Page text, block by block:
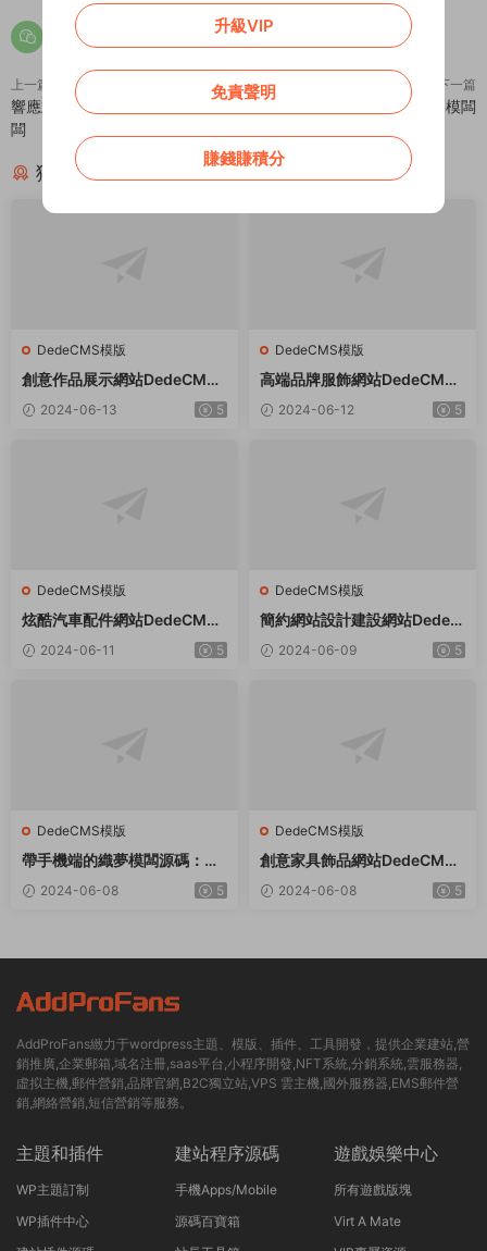
上一篇
響應式鋁業鋼材建築材料類織夢模
闆
下一篇
營銷型飲料乳品類織夢模闆
猜你喜歡
DedeCMS模版
創意作品展示網站DedeCMS
織夢模闆
2024-06-13 5
DedeCMS模版
高端品牌服飾網站DedeCMS
織夢模闆
2024-06-12 5
DedeCMS模版
炫酷汽車配件網站DedeCMS
織夢模闆
2024-06-11 5
DedeCMS模版
簡約網站設計建設網站Dede織
夢模闆2024-06-09 5
DedeCMS模版
帶手機端的織夢模闆源碼：适
用于社會福利院、養老院等領
域
2024-06-08 5
DedeCMS模版
創意家具飾品網站DedeCMS
織夢模闆
2024-06-08 5
AddProFans緻力于wordpress主題、模版、插件、工具開發，提供企業建站,營
銷推廣,企業郵箱,域名注冊,saas平台,小程序開發,NFT系統,分銷系統,雲服務器,
虛拟主機,郵件營銷,品牌官網,B2C獨立站,VPS 雲主機,國外服務器,EMS郵件營
銷,網絡營銷,短信營銷等服務。
主題和插件
WP主題訂制
WP插件中心
建站程序源碼
手機Apps/Mobile
源碼百寶箱
遊戲娛樂中心
所有遊戲版塊
Virt A Mate
升級VIP
免責聲明
賺錢賺積分